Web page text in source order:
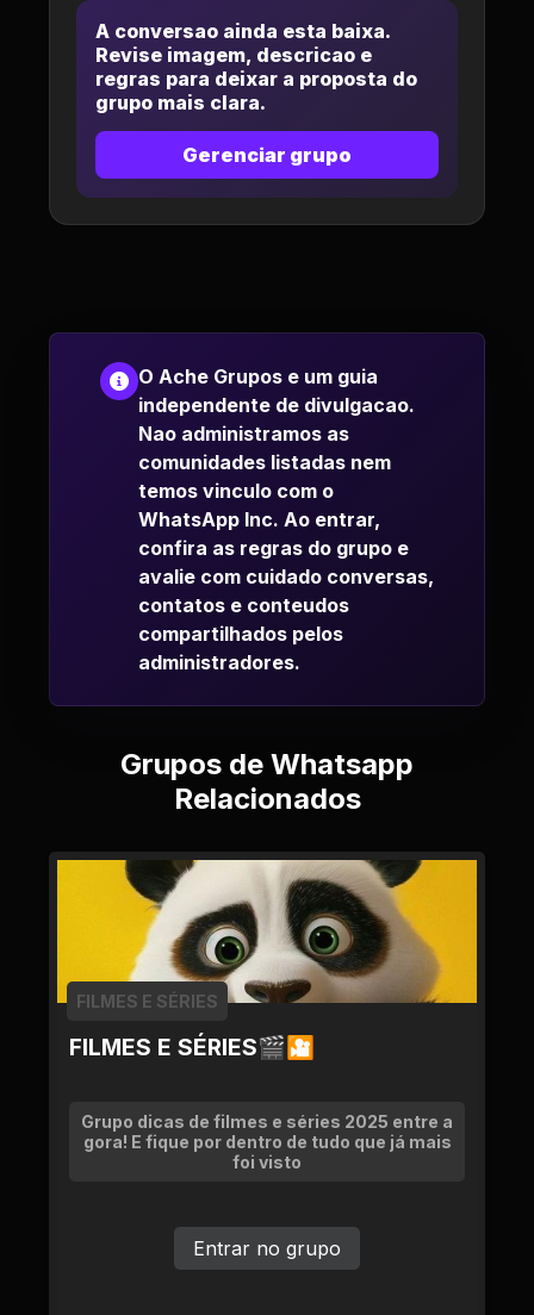
A conversao ainda esta baixa.
Revise imagem, descricao e
regras para deixar a proposta do
grupo mais clara.
Gerenciar grupo
O Ache Grupos e um guia
independente de divulgacao.
Nao administramos as
comunidades listadas nem
temos vinculo com o
WhatsApp Inc. Ao entrar,
confira as regras do grupo e
avalie com cuidado conversas,
contatos e conteudos
compartilhados pelos
administradores.
Grupos de Whatsapp
Relacionados
FILMES E SÉRIES🎬🎦
FILMES E SÉRIES
Grupo dicas de filmes e séries 2025 entre a
gora! E fique por dentro de tudo que já mais
foi visto
Entrar no grupo